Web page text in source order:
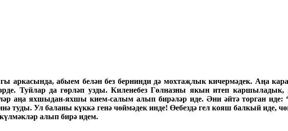
абыем белән без бернинди дә мохтаҗлык кичермәдек. Аңа
Туйлар да гөрләп узды. Киленебез Гөлназны якын итеп
аңа яхшыдан-яхшы кием-салым алып бирәләр иде. Әни әйтә торган
туды. Ул баланы күккә генә чөймәдек инде! Өебездә гел кояш балкый иде,
алып бирә идем.